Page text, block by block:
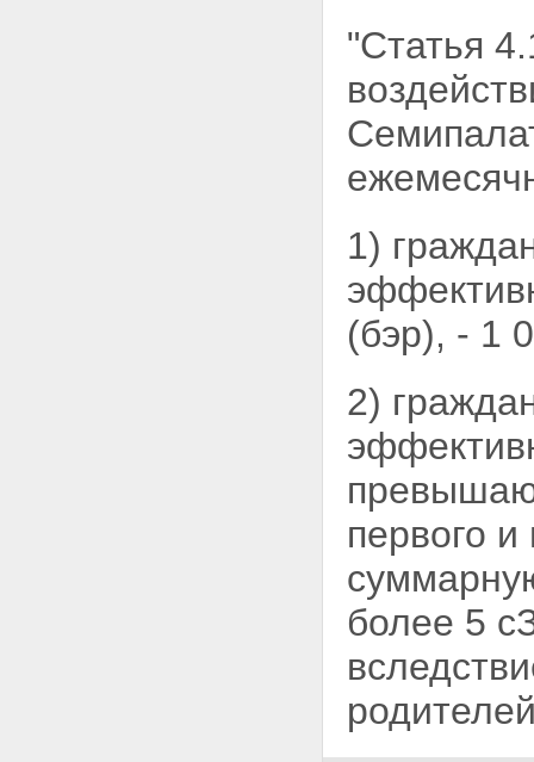
"Статья
1)
(бэр), - 1
2)
первого
более 5